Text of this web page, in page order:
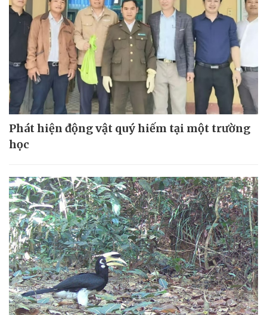
Phát hiện động vật quý hiếm tại một trường
học